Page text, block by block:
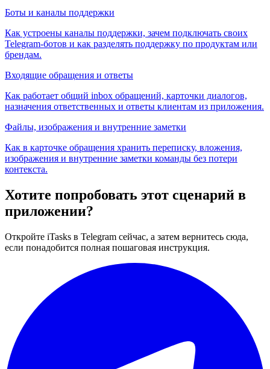
Боты и каналы поддержки
Как устроены каналы поддержки, зачем подключать своих
Telegram-ботов и как разделять поддержку по продуктам или
брендам.
Входящие обращения и ответы
Как работает общий inbox обращений, карточки диалогов,
назначения ответственных и ответы клиентам из приложения.
Файлы, изображения и внутренние заметки
Как в карточке обращения хранить переписку, вложения,
изображения и внутренние заметки команды без потери
контекста.
Хотите попробовать этот сценарий в
приложении?
Откройте iTasks в Telegram сейчас, а затем вернитесь сюда,
если понадобится полная пошаговая инструкция.